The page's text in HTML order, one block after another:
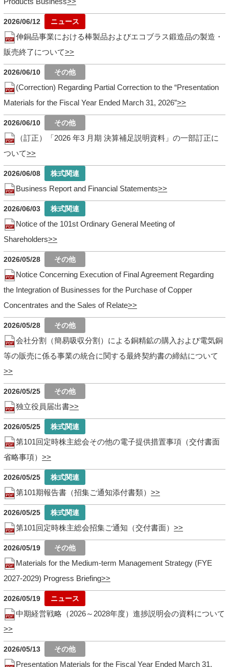
2026/06/12
伸銅品事業における棒製品およびエコブラス鍛造品の製造・
販売終了について
2026/06/10
(Correction) Regarding Partial Correction to the “Presentation
Materials for the Fiscal Year Ended March 31, 2026”
2026/06/10
（訂正）「2026 年3 月期 決算補足説明資料」の一部訂正に
ついて
2026/06/08
Business Report and Financial Statements
2026/06/03
Notice of the 101st Ordinary General Meeting of
Shareholders
2026/05/28
Notice Concerning Execution of Final Agreement Regarding
the Integration of Businesses for the Purchase of Copper
Concentrates and the Sales of Relate
2026/05/28
会社分割（簡易吸収分割）による銅精鉱の購入および電気銅
等の販売に係る事業の統合に関する最終契約書の締結について
2026/05/25
独立役員届出書
2026/05/25
第101回定時株主総会その他の電子提供措置事項（交付書面
省略事項）
2026/05/25
第101期報告書（招集ご通知添付書類）
2026/05/25
第101回定時株主総会招集ご通知（交付書面）
2026/05/19
Materials for the Medium-term Management Strategy (FYE
2027-2029) Progress Briefing
2026/05/19
中期経営戦略（2026～2028年度）進捗説明会の資料について
2026/05/13
Presentation Materials for the Fiscal Year Ended March 31,